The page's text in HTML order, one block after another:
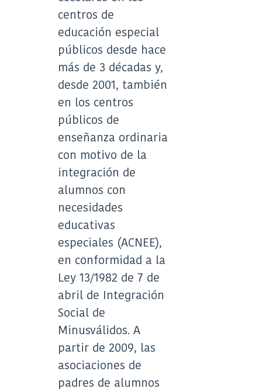
centros de
educación especial
públicos desde hace
más de 3 décadas y,
desde 2001, también
en los centros
públicos de
enseñanza ordinaria
con motivo de la
integración de
alumnos con
necesidades
educativas
especiales (ACNEE),
en conformidad a la
Ley 13/1982 de 7 de
abril de Integración
Social de
Minusválidos. A
partir de 2009, las
asociaciones de
padres de alumnos